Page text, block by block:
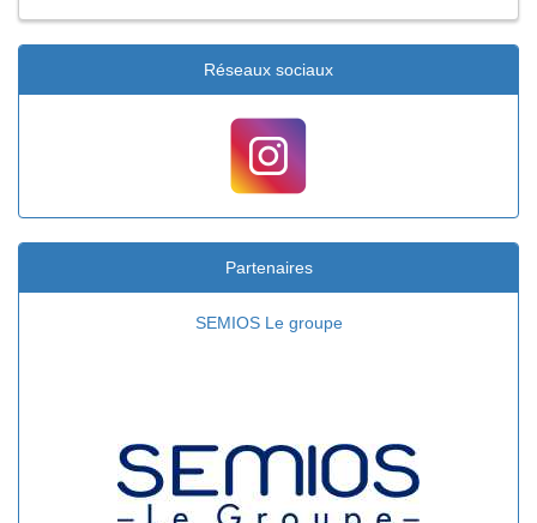
Réseaux sociaux
Partenaires
Intersport